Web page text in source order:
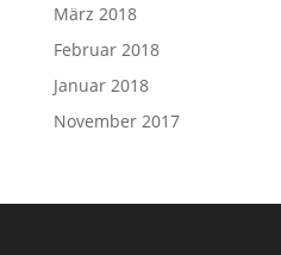
März 2018
Februar 2018
Januar 2018
November 2017